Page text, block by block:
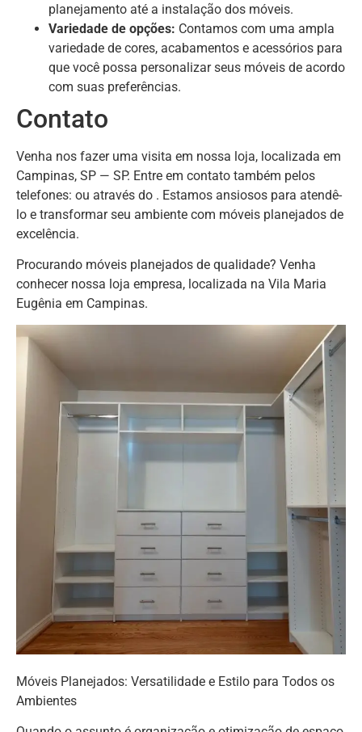
planejamento até a instalação dos móveis.
Variedade de opções: Contamos com uma ampla
variedade de cores, acabamentos e acessórios para
que você possa personalizar seus móveis de acordo
com suas preferências.
Contato
Venha nos fazer uma visita em nossa loja, localizada em
Campinas, SP — SP. Entre em contato também pelos
telefones: ou através do . Estamos ansiosos para atendê-
lo e transformar seu ambiente com móveis planejados de
excelência.
Procurando móveis planejados de qualidade? Venha
conhecer nossa loja empresa, localizada na Vila Maria
Eugênia em Campinas.
Móveis Planejados: Versatilidade e Estilo para Todos os
Ambientes